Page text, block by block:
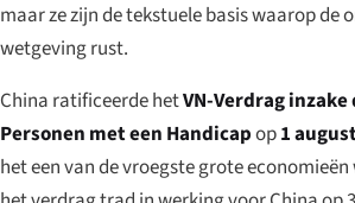
maar ze zijn de tekstuele basis waarop de
wetgeving rust.
China ratificeerde hetVN-Verdrag inzake
Personen met een Handicapop1
het een van de vroegste grote